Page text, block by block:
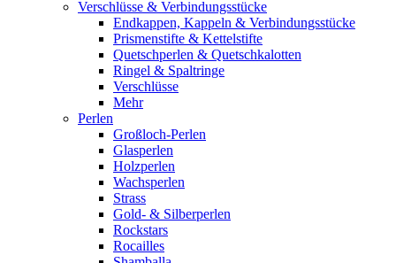
Verschlüsse & Verbindungsstücke
Endkappen, Kappeln & Verbindungsstücke
Prismenstifte & Kettelstifte
Quetschperlen & Quetschkalotten
Ringel & Spaltringe
Verschlüsse
Mehr
Perlen
Großloch-Perlen
Glasperlen
Holzperlen
Wachsperlen
Strass
Gold- & Silberperlen
Rockstars
Rocailles